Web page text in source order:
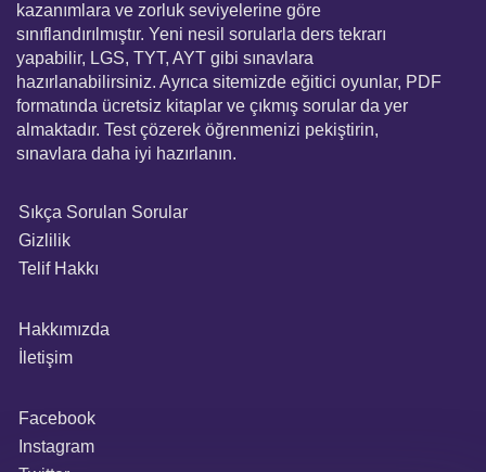
kazanımlara ve zorluk seviyelerine göre
sınıflandırılmıştır. Yeni nesil sorularla ders tekrarı
yapabilir, LGS, TYT, AYT gibi sınavlara
hazırlanabilirsiniz. Ayrıca sitemizde eğitici oyunlar, PDF
formatında ücretsiz kitaplar ve çıkmış sorular da yer
almaktadır. Test çözerek öğrenmenizi pekiştirin,
sınavlara daha iyi hazırlanın.
Sıkça Sorulan Sorular
Gizlilik
Telif Hakkı
Hakkımızda
İletişim
Facebook
Instagram